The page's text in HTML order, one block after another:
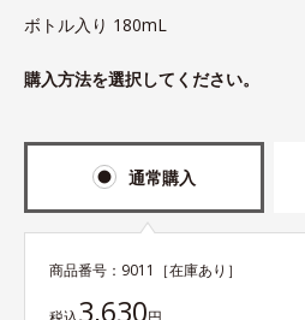
ボトル入り 180mL
購入方法を選択してください。
通常購入
商品番号： 9011 ［在庫あり］
3,630